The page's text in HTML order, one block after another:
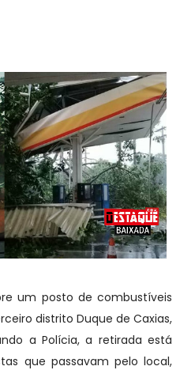
um posto de combustíveis
distrito Duque de Caxias,
a Polícia, a retirada está
que passavam pelo local,